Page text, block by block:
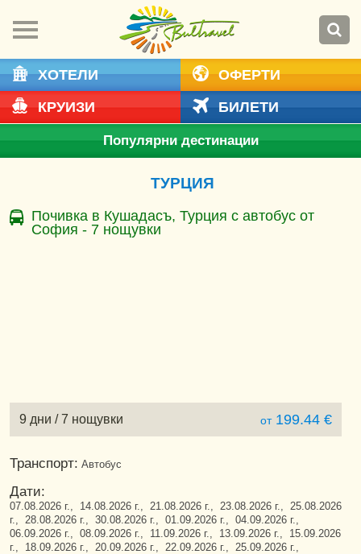
ХОТЕЛИ
ОФЕРТИ
КРУИЗИ
БИЛЕТИ
Популярни дестинации
ТУРЦИЯ
Почивка в Кушадасъ, Турция с автобус от
София - 7 нощувки
9 дни / 7 нощувки от199.44 €
Транспорт: Автобус
Дати:
07.08.2026 г., 14.08.2026 г., 21.08.2026 г., 23.08.2026 г., 25.08.2026
г., 28.08.2026 г., 30.08.2026 г., 01.09.2026 г., 04.09.2026 г.,
06.09.2026 г., 08.09.2026 г., 11.09.2026 г., 13.09.2026 г., 15.09.2026
г., 18.09.2026 г., 20.09.2026 г., 22.09.2026 г., 25.09.2026 г.,